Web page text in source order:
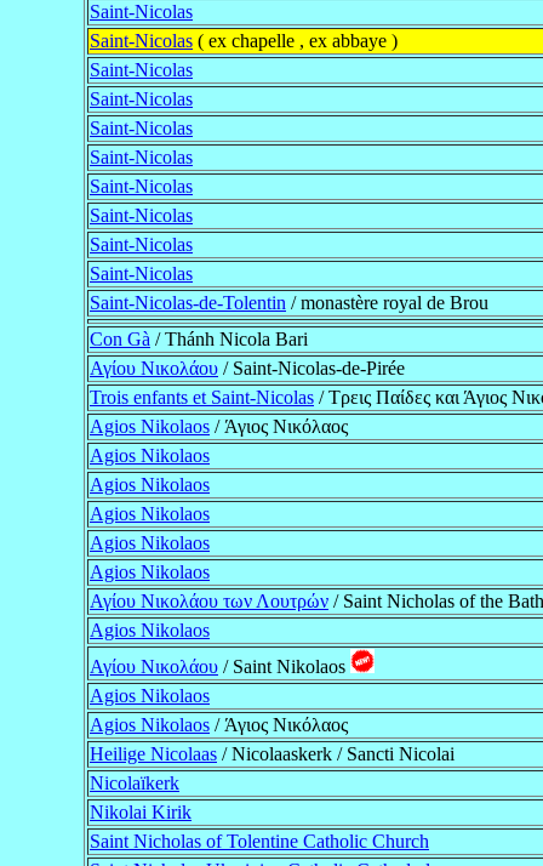
Saint-Nicolas
Saint-Nicolas ( ex chapelle , ex abbaye )
Saint-Nicolas
Saint-Nicolas
Saint-Nicolas
Saint-Nicolas
Saint-Nicolas
Saint-Nicolas
Saint-Nicolas
Saint-Nicolas
Saint-Nicolas-de-Tolentin / monastère royal de Brou
Con Gà / Thánh Nicola Bari
Αγίου Νικολάου / Saint-Nicolas-de-Pirée
Trois enfants et Saint-Nicolas / Τρεις Παίδες και Άγιος
Agios Nikolaos / Άγιος Νικόλαος
Agios Nikolaos
Agios Nikolaos
Agios Nikolaos
Agios Nikolaos
Agios Nikolaos
Αγίου Νικολάου των Λουτρών / Saint Nicholas of the
Agios Nikolaos
Αγίου Νικολάου / Saint Nikolaos
Agios Nikolaos
Agios Nikolaos / Άγιος Νικόλαος
Heilige Nicolaas / Nicolaaskerk / Sancti Nicolai
Nicolaïkerk
Nikolai Kirik
Saint Nicholas of Tolentine Catholic Church